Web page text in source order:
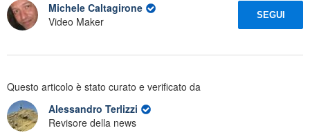
Michele Caltagirone
Video Maker
SEGUI
Questo articolo è stato curato e verificato da
Alessandro Terlizzi
Revisore della news